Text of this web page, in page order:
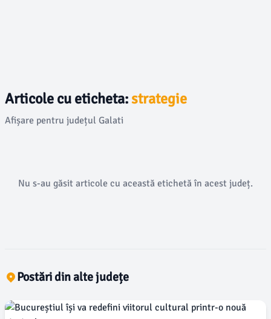
Articole cu eticheta:strategie
Afișare pentru județul Galati
Nu s-au găsit articole cu această etichetă în acest județ.
Postări din alte județe